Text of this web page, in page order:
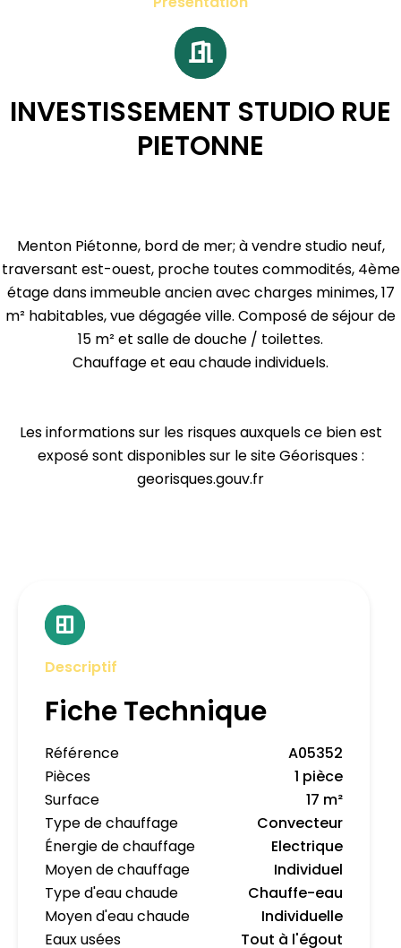
INVESTISSEMENT STUDIO RUE
PIETONNE
Menton Piétonne, bord de mer; à vendre studio neuf,
traversant est-ouest, proche toutes commodités, 4ème
étage dans immeuble ancien avec charges minimes, 17
m² habitables, vue dégagée ville. Composé de séjour de
15 m² et salle de douche / toilettes.
Chauffage et eau chaude individuels.
Les informations sur les risques auxquels ce bien est
exposé sont disponibles sur le site Géorisques :
georisques.gouv.fr
Descriptif
Fiche Technique
Référence
A05352
Pièces
1 pièce
Surface
17 m²
Type de chauffage
Convecteur
Énergie de chauffage
Electrique
Moyen de chauffage
Individuel
Type d'eau chaude
Chauffe-eau
Moyen d'eau chaude
Individuelle
Eaux usées
Tout à l'égout